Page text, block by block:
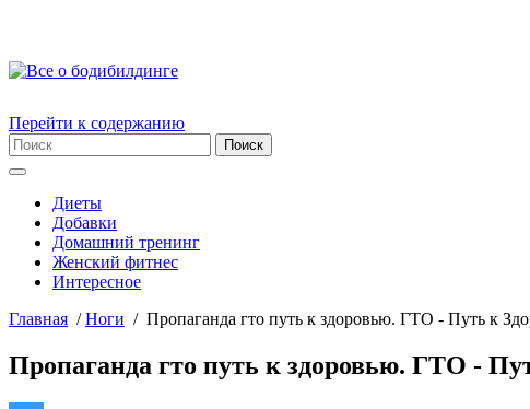
Перейти к содержанию
Диеты
Добавки
Домашний тренинг
Женский фитнес
Интересное
Главная /Ноги / Пропаганда гто путь к здоровью. ГТО - Путь к
Пропаганда гто путь к здоровью. ГТО -